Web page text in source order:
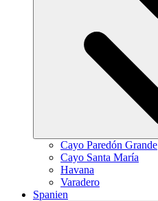
Cayo Paredón Grande
Cayo Santa María
Havana
Varadero
Spanien